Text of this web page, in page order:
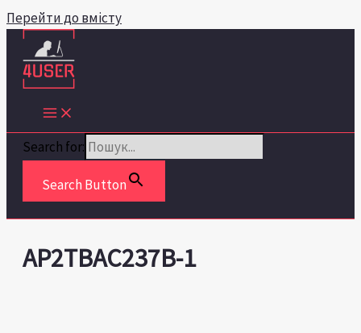
Перейти до вмісту
Search for:
Search Button
AP2TBAC237B-1